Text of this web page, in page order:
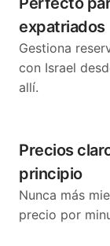
expatriados
Gestiona
con Israel
allí.
Precios
principio
Nunca más
precio por